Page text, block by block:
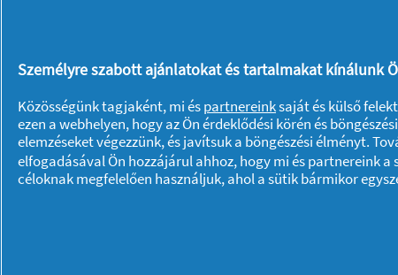
Rólunk P & G
Rólunk
Kapcsolatfelvétel
A pg.com felkeresése
Személyre szabott ajánlatokat és tartalmakat kínálunk
Közösségünk tagjaként, mi éspartnereinksaját és külső
ezen a webhelyen, hogy az Ön érdeklődési körén és
elemzéseket végezzünk, és javítsuk a böngészési élményt.
elfogadásával Ön hozzájárul ahhoz, hogy mi és partnereink a
céloknak megfelelően használjuk, ahol a sütik bármikor